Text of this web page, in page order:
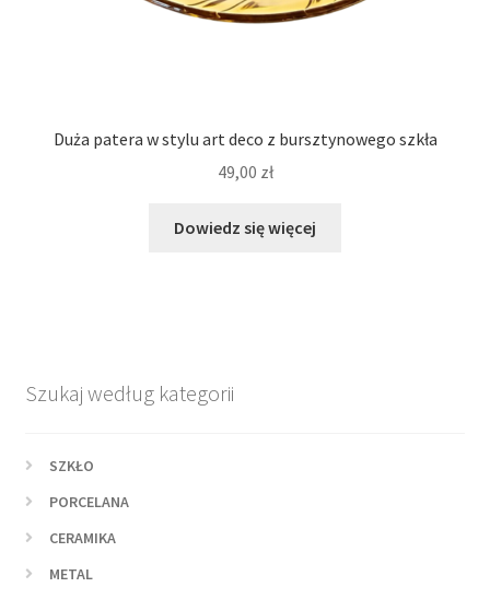
Duża patera w stylu art deco z bursztynowego szkła
49,00 zł
Dowiedz się więcej
Szukaj według kategorii
SZKŁO
PORCELANA
CERAMIKA
METAL